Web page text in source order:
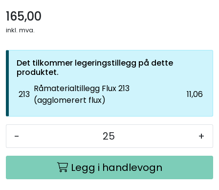
165,00
inkl. mva.
Det tilkommer legeringstillegg på dette
produktet.
213
Råmaterialtillegg Flux 213
(agglomerert flux)
11,06
- +
Legg i handlevogn